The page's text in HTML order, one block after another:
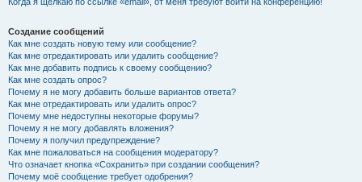
Создание сообщений
Как мне создать новую тему или сообщение?
Как мне отредактировать или удалить сообщение?
Как мне добавить подпись к своему сообщению?
Как мне создать опрос?
Почему я не могу добавить больше вариантов ответа?
Как мне отредактировать или удалить опрос?
Почему мне недоступны некоторые форумы?
Почему я не могу добавлять вложения?
Почему я получил предупреждение?
Как мне пожаловаться на сообщения модератору?
Что означает кнопка «Сохранить» при создании сообщения?
Почему моё сообщение требует одобрения?